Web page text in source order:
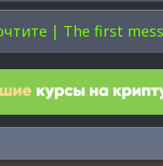
| The first